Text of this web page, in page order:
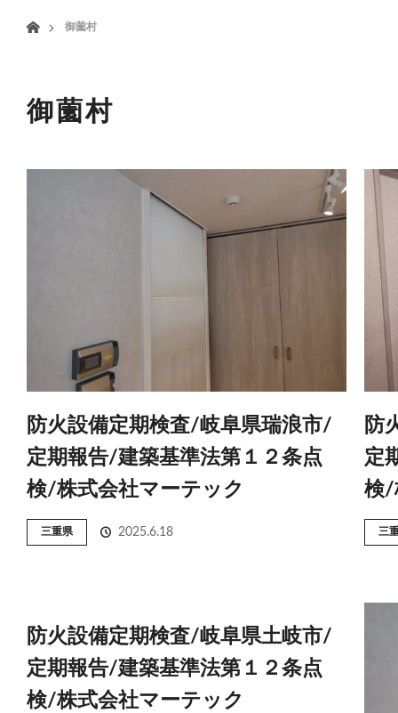
御薗村
御薗村
防火設備定期検査/岐阜県瑞浪市/
定期報告/建築基準法第１２条点
検/株式会社マーテック
三重県 2025.6.18
防
定
検/
三
防火設備定期検査/岐阜県土岐市/
定期報告/建築基準法第１２条点
検/株式会社マーテック